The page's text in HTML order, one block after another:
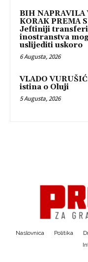
BIH NAPRAVILA
KORAK PREMA
Jeftiniji transferi
inostranstva
uslijediti uskoro
6 Augusta, 2026
VLADO
istina o Oluji
5 Augusta, 2026
Naslovnica Politika